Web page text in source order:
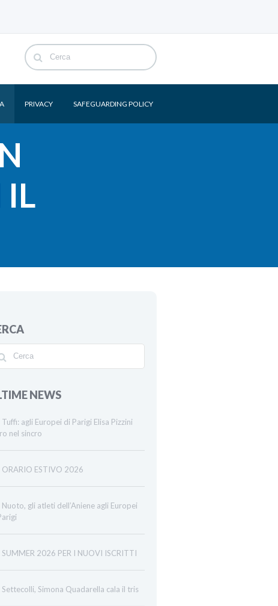
PRIVACY SAFEGUARDING POLICY
NEWS
Tuffi: agli Europei di Parigi Elisa Pizzini
nel sincro
ORARIO ESTIVO 2026
Nuoto, gli atleti dell’Aniene agli Europei
SUMMER 2026 PER I NUOVI ISCRITTI
Settecolli, Simona Quadarella cala il tris